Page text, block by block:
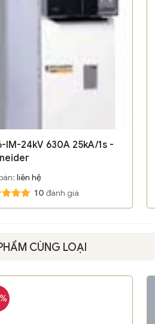
IM-24kV 630A 25kA/1s -
liên hệ
10 đánh giá
CÙNG LOẠI